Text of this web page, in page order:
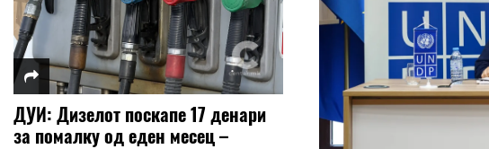
ДУИ: Дизелот поскапе 17 денари
за помалку од еден месец –